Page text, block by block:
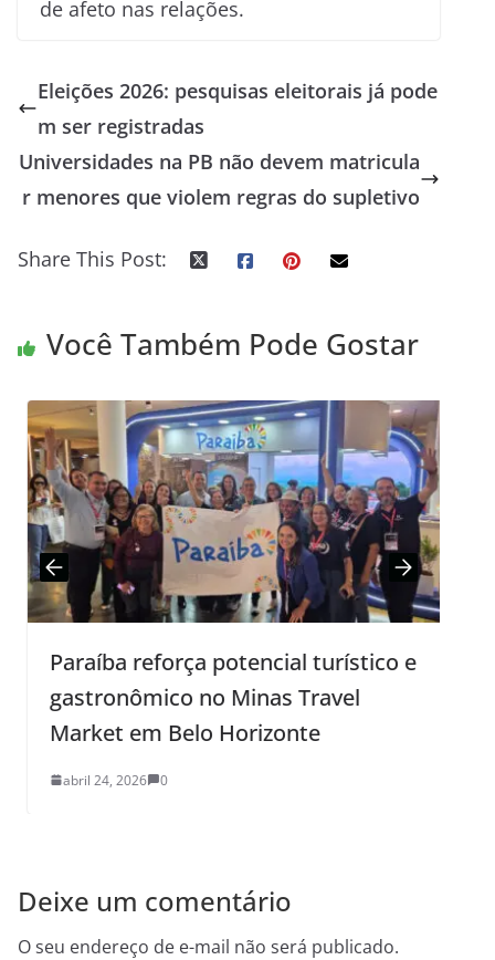
de afeto nas relações.
Eleições 2026: pesquisas eleitorais já pode
m ser registradas
Universidades na PB não devem matricula
r menores que violem regras do supletivo
Share This Post:
Você Também Pode Gostar
Paraíba reforça potencial turístico e
gastronômico no Minas Travel
Market em Belo Horizonte
abril 24, 2026 0
Deixe um comentário
O seu endereço de e-mail não será publicado.